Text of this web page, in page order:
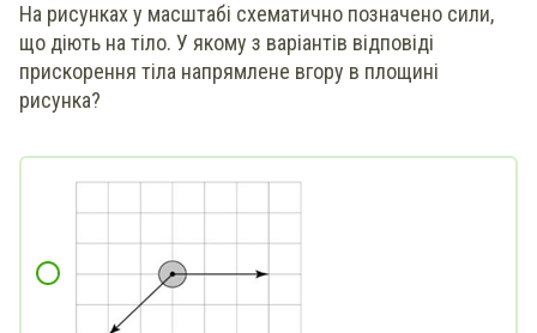
На рисунках у масштабі схематично позначено сили,
що діють на тіло. У якому з варіантів відповіді
прискорення тіла напрямлене вгору в площині
рисунка?